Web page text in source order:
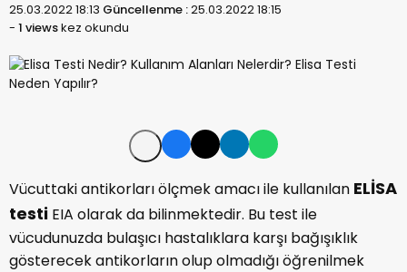
25.03.2022 18:13 Güncellenme :25.03.2022 18:15
- 1 viewskez okundu
Vücuttaki antikorları ölçmek amacı ile kullanılan ELİSA
testi EIA olarak da bilinmektedir. Bu test ile
vücudunuzda bulaşıcı hastalıklara karşı bağışıklık
gösterecek antikorların olup olmadığı öğrenilmek